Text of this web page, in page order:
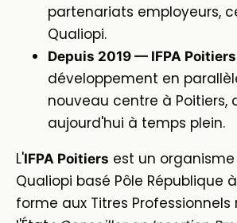
partenariats employeurs,
Qualiopi.
Depuis 2019 — IFPA Poitiers
développement en
nouveau centre à Poitiers,
aujourd'hui à temps plein.
L'IFPA Poitiers est un
Qualiopi basé Pôle République
forme aux Titres